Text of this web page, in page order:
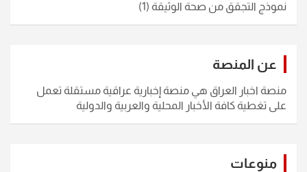
نموذج التجقق من صحة الوثيقة (1)
عن المنصة
منصة اخبار العراق هي منصة إخبارية عراقية مستقلة تعمل
على تغطية كافة الأخبار المحلية والعربية والدولية
منوعات